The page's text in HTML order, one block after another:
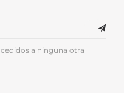
a ninguna otra